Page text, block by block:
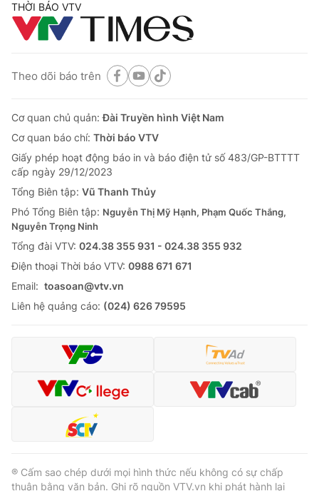
Theo dõi báo trên
Cơ quan chủ quản:Đài Truyền hình Việt Nam
Cơ quan báo chí:Thời báo VTV
Giấy phép hoạt động báo in và báo điện tử số 483/GP-BTTTT
cấp ngày 29/12/2023
Tổng Biên tập:Vũ Thanh Thủy
Phó Tổng Biên tập: Nguyễn Thị Mỹ Hạnh, Phạm Quốc Thắng,
Liên hệ quảng cáo:
THỜI BÁO VTV
Theo dõi báo trên
Cơ quan chủ quản:Đài Truyền hình Việt Nam
Cơ quan báo chí: Thời báo VTV
Giấy phép hoạt động báo in và báo điện tử số 483/GP-BTTTT
cấp ngày 29/12/2023
Tổng Biên tập: Vũ Thanh Thủy
Phó Tổng Biên tập: Nguyễn Thị Mỹ Hạnh, Phạm Quốc Thắng,
Nguyễn Trọng Ninh
Tổng đài VTV: 024.38 355 931 - 024.38 355 932
Ðiện thoại Thời báo VTV: 0988 671 671
Email: toasoan@vtv.vn
Liên hệ quảng cáo: (024) 626 79595
® Cấm sao chép dưới mọi hình thức nếu không có sự chấp
thuận bằng văn bản. Ghi rõ nguồn VTV.vn khi phát hành lại